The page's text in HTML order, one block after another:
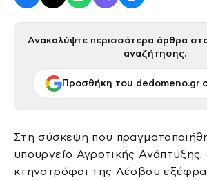
Ανακαλύψτε περισσότερα άρθρα
αναζήτησης.
Προσθήκη του dedomeno.gr
Στη σύσκεψη που
υπουργείο Αγροτικής Ανάπτυξης,
κτηνοτρόφοι της Λέσβου